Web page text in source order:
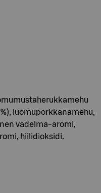
luomuporkkanamehu,
vadelma-aromi,
hiilidioksidi.